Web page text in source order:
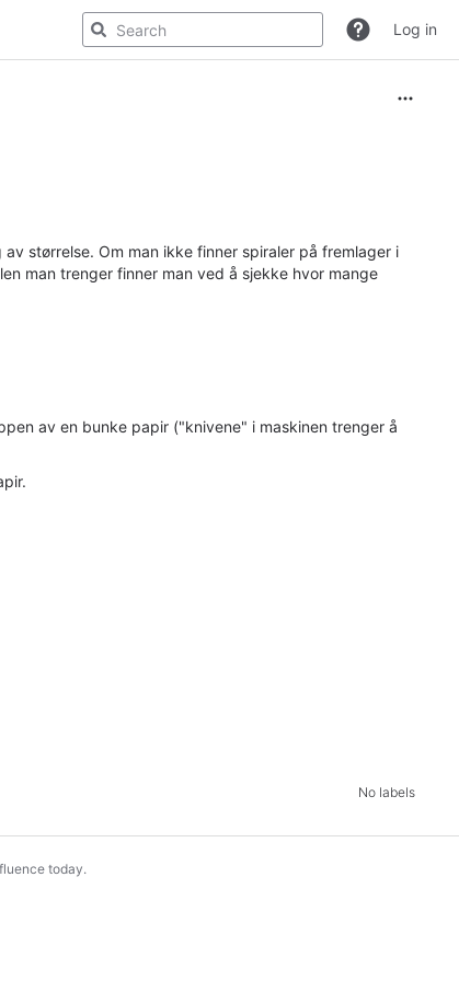
Log in
størrelse. Om man ikke finner spiraler på fremlager i
man trenger finner man ved å sjekke hvor mange
av en bunke papir ("knivene" i maskinen trenger å
No labels
today.